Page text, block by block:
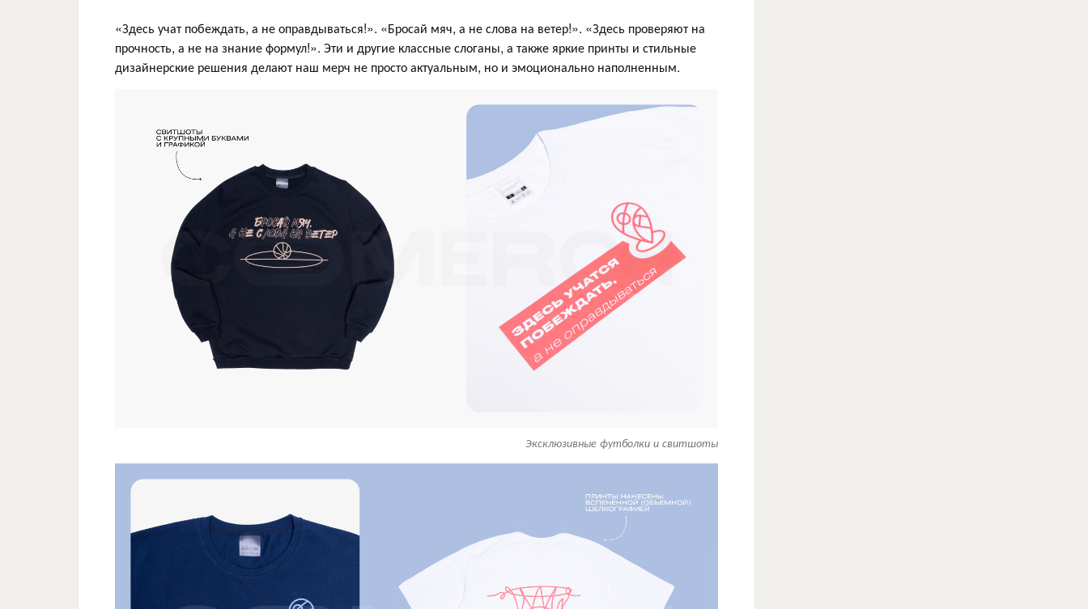
«Здесь учат побеждать, а не оправдываться!». «Бросай мяч, а не слова на ветер!». «Здесь проверяют на
прочность, а не на знание формул!». Эти и другие классные слоганы, а также яркие принты и стильные
дизайнерские решения делают наш мерч не просто актуальным, но и эмоционально наполненным.
Эксклюзивные футболки и свитшоты